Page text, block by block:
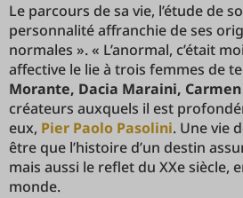
Le parcours de sa vie, l’étude de
personnalité affranchie de ses
normales ». « L’anormal, c’était
affective le lie à trois femmes de
Morante, Dacia Maraini,
créateurs auxquels il est
eux, Pier Paolo Pasolini. Une vie
être que l’histoire d’un destin
mais aussi le reflet du XXe siècle,
monde.